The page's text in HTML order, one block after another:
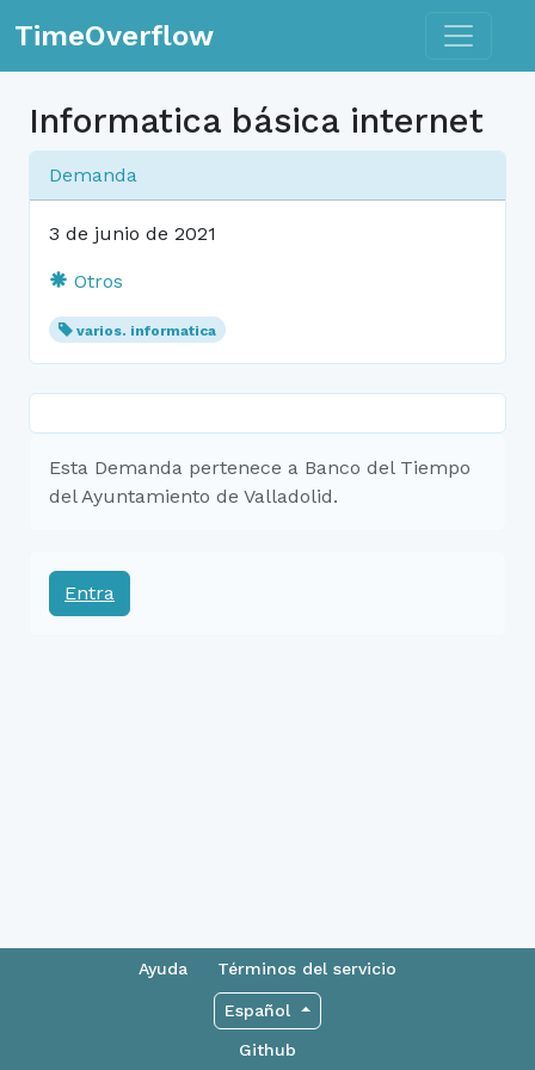
TimeOverflow Toggle
Informatica básica internet
Demanda
3 de junio de 2021
Otros
varios. informatica
Esta Demanda pertenece a Banco del Tiempo
del Ayuntamiento de Valladolid.
Entra
Ayuda Términos del servicio
Español
Github